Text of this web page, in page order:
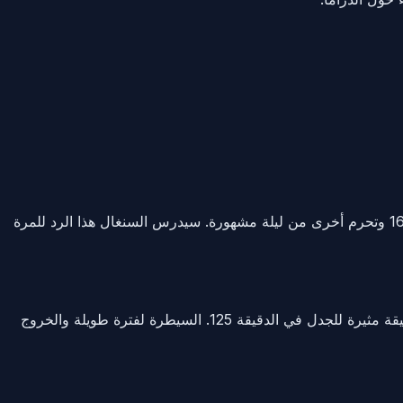
هنا هي نقطة الاهتمام: ركلة الجزاء في الدقيقة 125 التي قررتها كانت مثيرة للجدل نوع المكالمة التي تعطي دولة واحدة مكاناً في دور الـ 16 وتحرم أخرى من ليلة مشهورة. سيدرس السنغال هذا الرد للمرة
السنغال الذي كان يتقدم بهدفين سيطر على بلجيكا أكثر تكلفة بكثير لمدة ساعة ومع ذلك خسر أمام ارتفاع متأخر للتعادل وركلة جزاء عميقة مثيرة للجدل في الدقيقة 125. السيطرة لفترة طويلة والخروج